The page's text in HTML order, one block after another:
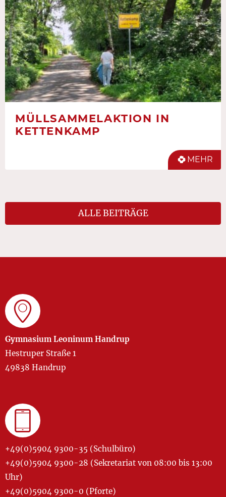
MÜLLSAMMELAKTION IN
KETTENKAMP
MEHR
ALLE BEITRÄGE
Gymnasium Leoninum Handrup
Hestruper Straße 1
49838 Handrup
+49(0)5904 9300-35 (Schulbüro)
+49(0)5904 9300-28 (Sekretariat von 08:00 bis 13:00
Uhr)
+49(0)5904 9300-0 (Pforte)